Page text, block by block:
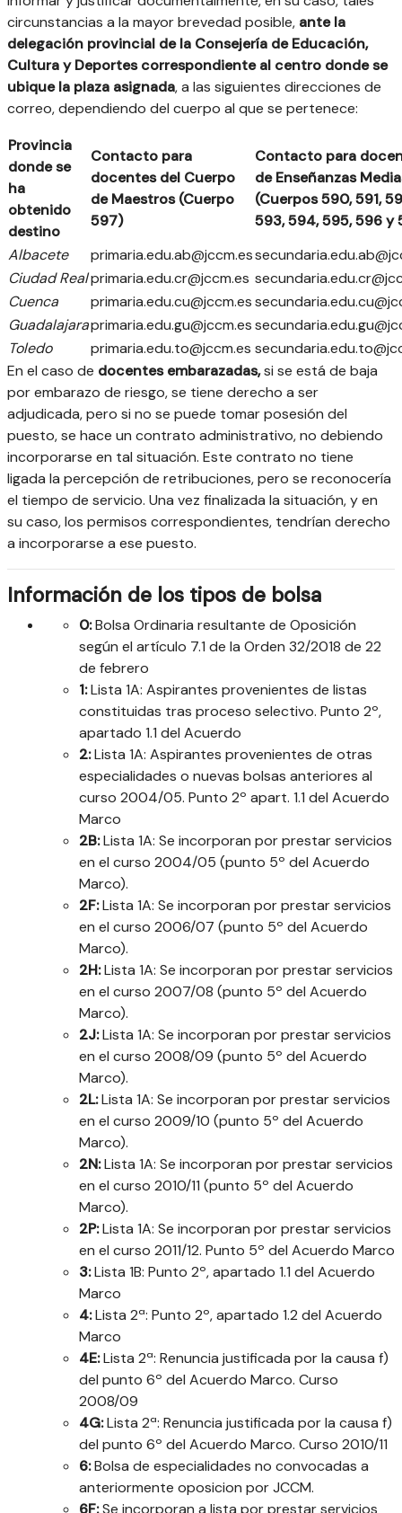
circunstancias a la mayor brevedad posible, ante la
delegación provincial de la Consejería de Educación,
Cultura y Deportes correspondiente al centro donde se
ubique la plaza asignada, a las siguientes direcciones de
correo, dependiendo del cuerpo al que se pertenece:
Provincia
donde se
ha
obtenido
destino
Contacto para
docentes del Cuerpo
de Maestros (Cuerpo
597)
Contacto para
de Enseñanzas
(Cuerpos 590, 591,
593, 594, 595, 596 y
Albacete
primaria.edu.ab@jccm.es
Ciudad Realprimaria.edu.cr@jccm.es
Cuenca
primaria.edu.cu@jccm.es
Guadalajaraprimaria.edu.gu@jccm.es
Toledo
primaria.edu.to@jccm.es
En el caso de docentes embarazadas,si se está de baja
por embarazo de riesgo, se tiene derecho a ser
adjudicada, pero si no se puede tomar posesión del
puesto, se hace un contrato administrativo, no debiendo
incorporarse en tal situación. Este contrato no tiene
ligada la percepción de retribuciones, pero se reconocería
el tiempo de servicio. Una vez finalizada la situación, y en
su caso, los permisos correspondientes, tendrían derecho
a incorporarse a ese puesto.
Información de los tipos de bolsa
0:Bolsa Ordinaria resultante de Oposición
según el artículo 7.1 de la Orden 32/2018 de 22
de febrero
1:Lista 1A: Aspirantes provenientes de listas
constituidas tras proceso selectivo. Punto 2º,
apartado 1.1 del Acuerdo
2:Lista 1A: Aspirantes provenientes de otras
especialidades o nuevas bolsas anteriores al
curso 2004/05. Punto 2º apart. 1.1 del Acuerdo
Marco
2B:Lista 1A: Se incorporan por prestar servicios
en el curso 2004/05 (punto 5º del Acuerdo
Marco).
2F:Lista 1A: Se incorporan por prestar servicios
en el curso 2006/07 (punto 5º del Acuerdo
Marco).
2H:Lista 1A: Se incorporan por prestar servicios
en el curso 2007/08 (punto 5º del Acuerdo
Marco).
2J:Lista 1A: Se incorporan por prestar servicios
en el curso 2008/09 (punto 5º del Acuerdo
Marco).
2L:Lista 1A: Se incorporan por prestar servicios
en el curso 2009/10 (punto 5º del Acuerdo
Marco).
2N:Lista 1A: Se incorporan por prestar servicios
en el curso 2010/11 (punto 5º del Acuerdo
Marco).
2P:Lista 1A: Se incorporan por prestar servicios
en el curso 2011/12. Punto 5º del Acuerdo Marco
3:Lista 1B: Punto 2º, apartado 1.1 del Acuerdo
Marco
4:Lista 2ª: Punto 2º, apartado 1.2 del Acuerdo
Marco
4E:Lista 2ª: Renuncia justificada por la causa f)
del punto 6º del Acuerdo Marco. Curso
2008/09
4G:Lista 2ª: Renuncia justificada por la causa f)
del punto 6º del Acuerdo Marco. Curso 2010/11
6:Bolsa de especialidades no convocadas a
anteriormente oposicion por JCCM.
6F:Se incorporan a lista por prestar servicios